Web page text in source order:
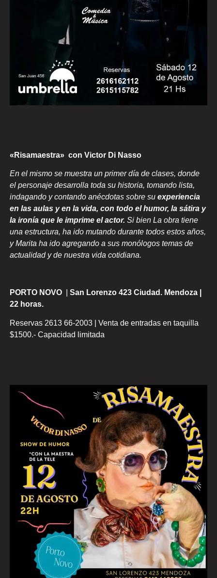
«Risamaestra» con Victor Di Nasso
En el mismo se muestra un primer día de clases, donde
el personaje desarrolla toda su historia, tomando lista,
indagando y contando anécdotas sobre su experiencia
en las aulas y en la vida, con todo el humor, la sátira y
la ironía que le imprime el actor. Si bien La obra tiene
una estructura, ha ido mutando durante todos estos años,
y Marita ha ido agregando a sus monólogos temas de
actualidad y de nuestra vida cotidiana.
PORTO NOVO
San Lorenzo 423 Ciudad. Mendoza |
22 horas.
Reservas 2613 66-2003 | Venta de entradas en taquilla
$1500.- Capacidad limitada